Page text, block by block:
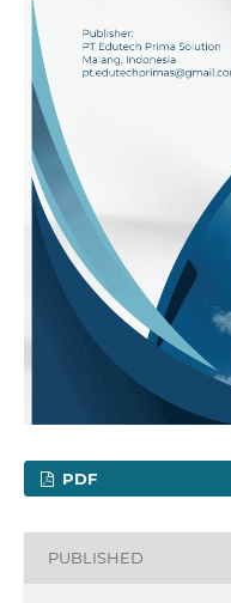
PDF
PUBLISHED